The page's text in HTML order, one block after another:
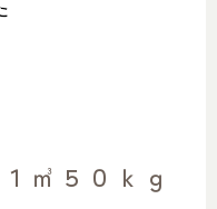
㎥５０ｋｇ